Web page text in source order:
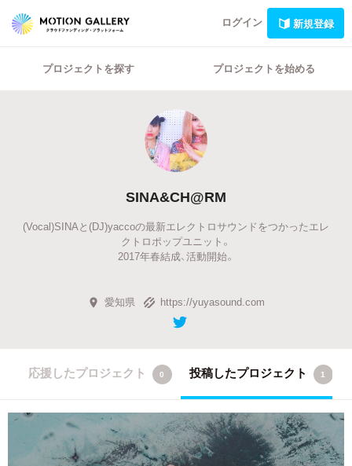
ログイン 新規登録
プロジェクトを探す プロジェクトを始める
SINA&CH@RM
(Vocal)SINAと(DJ)yaccoの最新エレクトロサウンドをつかったエレ
クトロポップユニット。
2017年春結成、活動開始。
愛知県 https://yuyasound.com
応援したプロジェクト 0 投稿したプロジェクト 1